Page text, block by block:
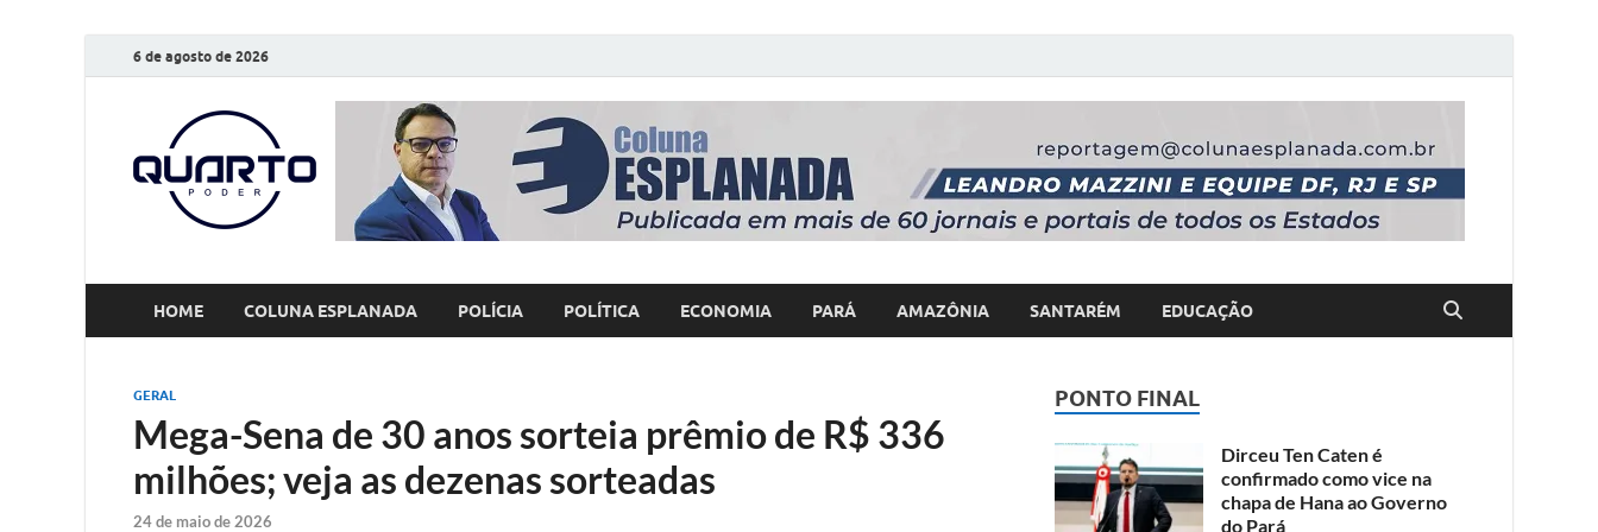
6 de agosto de 2026
O Quarto Poder
Notícias todos os dias
HOME COLUNA ESPLANADA POLÍCIA POLÍTICA ECONOMIA PARÁ AMAZÔNIA SANTARÉM EDUCAÇÃO
GERAL
Mega-Sena de 30 anos sorteia prêmio de R$ 336
milhões; veja as dezenas sorteadas
24 de maio de 2026
PONTO FINAL
Dirceu Ten Caten é
confirmado como vice na
chapa de Hana ao Governo
do Pará